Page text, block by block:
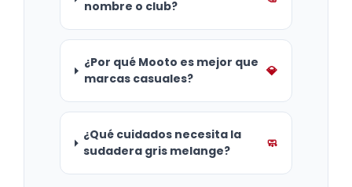
nombre o club?
¿Por qué Mooto es mejor que
marcas casuales?
💎
¿Qué cuidados necesita la
sudadera gris melange?
🧼